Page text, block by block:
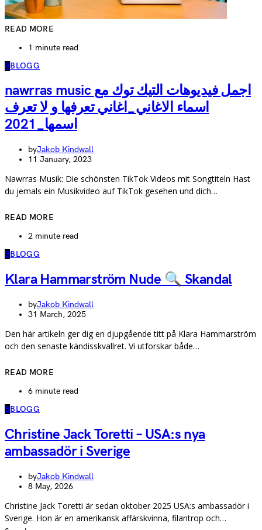
READ MORE
1 minute read
BBLOGG
nawrras music اجمل فيديوهات التيك توك مع
اسماء الاغاني_اغاني تعرفها و لا تعرف
اسمها_2021
byJakob Kindwall
11 January, 2023
Nawrras Musik: Die schönsten TikTok Videos mit Songtiteln Hast
du jemals ein Musikvideo auf TikTok gesehen und dich…
READ MORE
2 minute read
BBLOGG
Klara Hammarström Nude 🔍 Skandal
byJakob Kindwall
31 March, 2025
Den här artikeln ger dig en djupgående titt på Klara Hammarström
och den senaste kändisskvallret. Vi utforskar både…
READ MORE
6 minute read
BBLOGG
Christine Jack Toretti – USA:s nya
ambassadör i Sverige
byJakob Kindwall
8 May, 2026
Christine Jack Toretti är sedan oktober 2025 USA:s ambassadör i
Sverige. Hon är en amerikansk affärskvinna, filantrop och…